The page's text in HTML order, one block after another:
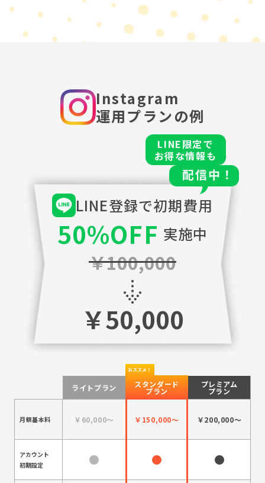
Instagram
運用プランの例
LINE登録で初期費用
50%OFF 実施中
￥100,000
￥50,000
LINE限定で
お得な情報も
配信中！
ライトプラン スタンダード
プラン
プレミアム
プラン
月額基本料 ￥60,000～ ￥150,000～ ￥200,000～
アカウント
初期設定